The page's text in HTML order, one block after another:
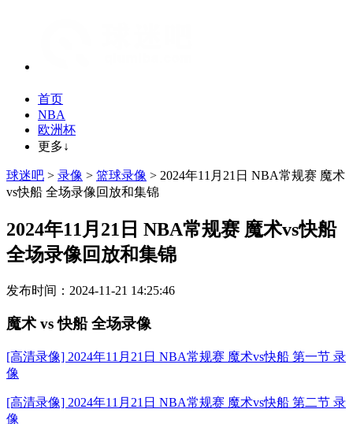
首页
NBA
欧洲杯
更多↓
球迷吧 > 录像 > 篮球录像 > 2024年11月21日 NBA常规赛 魔术
vs快船 全场录像回放和集锦
2024年11月21日 NBA常规赛 魔术vs快船
全场录像回放和集锦
发布时间：2024-11-21 14:25:46
魔术 vs 快船 全场录像
[高清录像] 2024年11月21日 NBA常规赛 魔术vs快船 第一节 录
像
[高清录像] 2024年11月21日 NBA常规赛 魔术vs快船 第二节 录
像